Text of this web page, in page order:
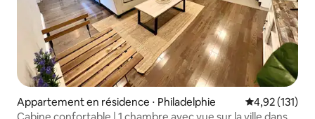
Appartement en résidence ⋅ Philadelphie Évaluation
4,92 (131)